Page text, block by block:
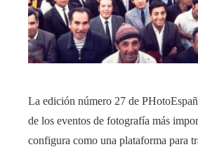
La edición número 27 de
de los eventos de fotografía más
configura como una plataforma para